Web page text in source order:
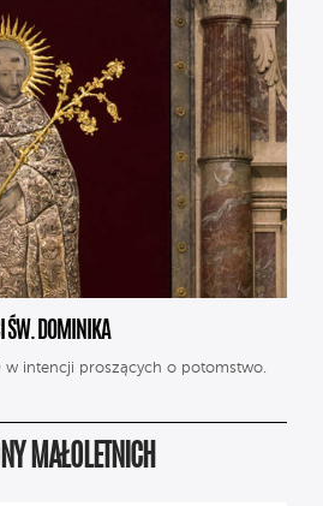
ŚW. DOMINIKA
intencji proszących o potomstwo.
MAŁOLETNICH